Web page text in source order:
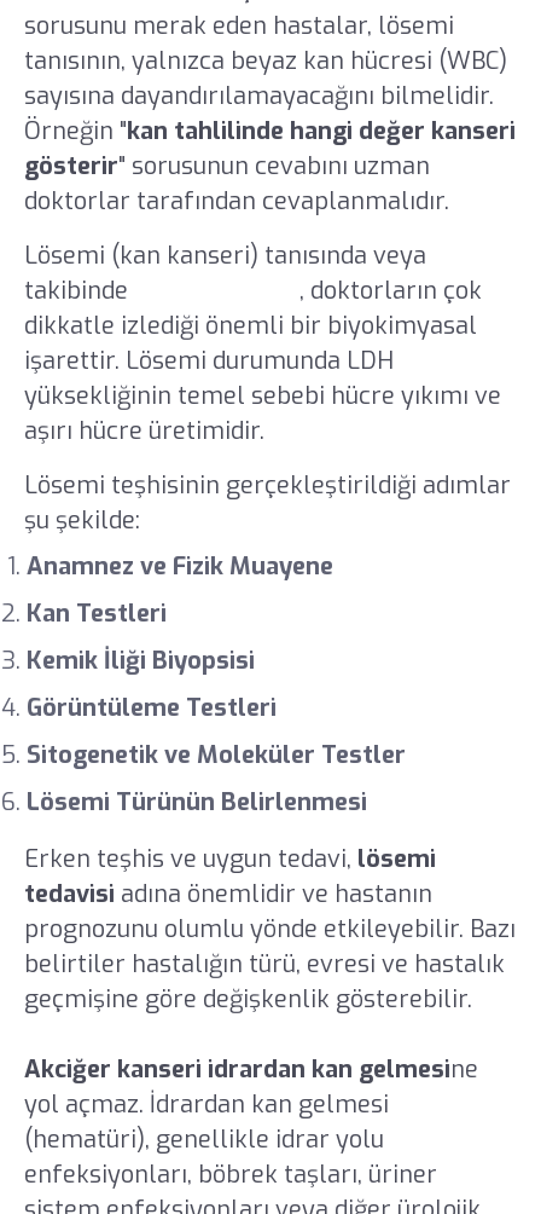
sorusunu merak eden hastalar, lösemi
tanısının, yalnızca beyaz kan hücresi (WBC)
sayısına dayandırılamayacağını bilmelidir.
Örneğin "kan tahlilinde hangi değer kanseri
gösterir" sorusunun cevabını uzman
doktorlar tarafından cevaplanmalıdır.
Lösemi (kan kanseri) tanısında veya
takibinde
, doktorların çok
dikkatle izlediği önemli bir biyokimyasal
işarettir. Lösemi durumunda LDH
yüksekliğinin temel sebebi hücre yıkımı ve
aşırı hücre üretimidir.
Lösemi teşhisinin gerçekleştirildiği adımlar
şu şekilde:
Anamnez ve Fizik Muayene
Kan Testleri
Kemik İliği Biyopsisi
Görüntüleme Testleri
Sitogenetik ve Moleküler Testler
Lösemi Türünün Belirlenmesi
Erken teşhis ve uygun tedavi, lösemi
tedavisi adına önemlidir ve hastanın
prognozunu olumlu yönde etkileyebilir. Bazı
belirtiler hastalığın türü, evresi ve hastalık
geçmişine göre değişkenlik gösterebilir.
Akciğer kanseri idrardan kan gelmesine
yol açmaz. İdrardan kan gelmesi
(hematüri), genellikle idrar yolu
enfeksiyonları, böbrek taşları, üriner